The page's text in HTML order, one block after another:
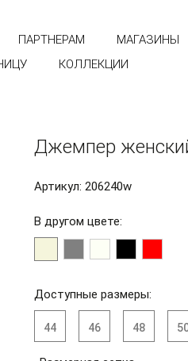
ПАРТНЕРАМ МАГАЗИНЫ
КОЛЛЕКЦИИ
Джемпер
Артикул: 206240w
В другом цвете:
Доступные размеры:
44 46 48